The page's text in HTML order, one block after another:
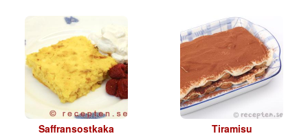
Saffransostkaka Tiramisu